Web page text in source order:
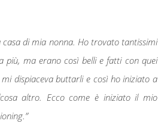
casa di mia nonna. Ho trovato tantissimi
più, ma erano così belli e fatti con quei
dispiaceva buttarli e così ho iniziato a
altro. Ecco come è iniziato il mio